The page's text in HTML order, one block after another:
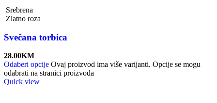
Srebrena
Zlatno roza
Svečana torbica
28.00KM
Odaberi opcije Ovaj proizvod ima više varijanti. Opcije se mogu
odabrati na stranici proizvoda
Quick view